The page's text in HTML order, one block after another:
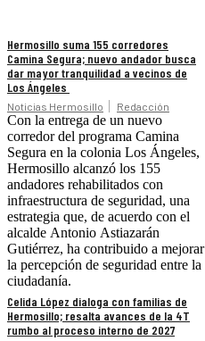
Hermosillo suma 155 corredores
Camina Segura; nuevo andador busca
dar mayor tranquilidad a vecinos de
Los Ángeles
Noticias Hermosillo Redacción
Con la entrega de un nuevo
corredor del programa Camina
Segura en la colonia Los Ángeles,
Hermosillo alcanzó los 155
andadores rehabilitados con
infraestructura de seguridad, una
estrategia que, de acuerdo con el
alcalde Antonio Astiazarán
Gutiérrez, ha contribuido a mejorar
la percepción de seguridad entre la
ciudadanía.
Celida López dialoga con familias de
Hermosillo; resalta avances de la 4T
rumbo al proceso interno de 2027